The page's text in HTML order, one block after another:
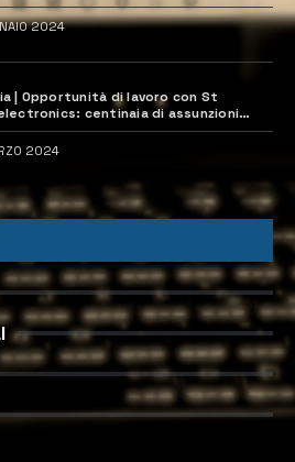
2024
| Opportunità di lavoro con St
centinaia di assunzioni
2024